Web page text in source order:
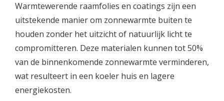
Warmtewerende raamfolies en coatings zijn een
uitstekende manier om zonnewarmte buiten te
houden zonder het uitzicht of natuurlijk licht te
compromitteren. Deze materialen kunnen tot 50%
van de binnenkomende zonnewarmte verminderen,
wat resulteert in een koeler huis en lagere
energiekosten.